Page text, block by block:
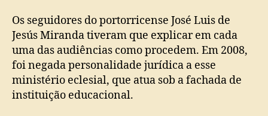
crianças.
Os seguidores do portorricense José Luis de
Jesús Miranda tiveram que explicar em cada
uma das audiências como procedem. Em 2008,
foi negada personalidade jurídica a esse
ministério eclesial, que atua sob a fachada de
instituição educacional.